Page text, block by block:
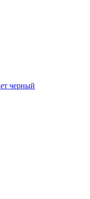
черный